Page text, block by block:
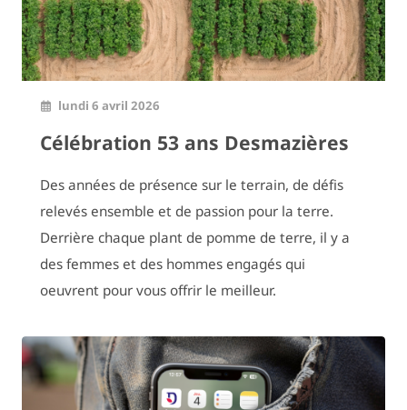
lundi 6 avril 2026
Célébration 53 ans Desmazières
Des années de présence sur le terrain, de défis
relevés ensemble et de passion pour la terre.
Derrière chaque plant de pomme de terre, il y a
des femmes et des hommes engagés qui
oeuvrent pour vous offrir le meilleur.